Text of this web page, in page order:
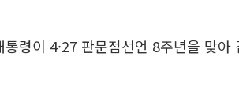
령이 4·27 판문점선언 8주년을 맞